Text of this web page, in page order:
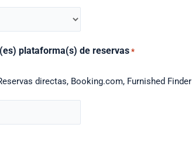
plataforma(s) de reservas *
directas, Booking.com, Furnished Finder